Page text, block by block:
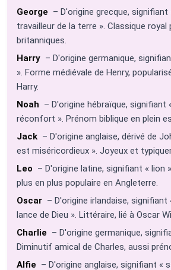
George – D'origine grecque, signifiant
travailleur de la terre ». Classique
britanniques.
Harry – D'origine germanique,
». Forme médiévale de Henry,
Harry.
Noah – D'origine hébraïque, signifiant
réconfort ». Prénom biblique en plein
Jack – D'origine anglaise, dérivé de
est miséricordieux ». Joyeux et
Leo – D'origine latine, signifiant « lion
plus en plus populaire en Angleterre.
Oscar – D'origine irlandaise, signifiant
lance de Dieu ». Littéraire, lié à Oscar
Charlie – D'origine germanique,
Diminutif amical de Charles, aussi
Alfie – D'origine anglaise, signifiant «